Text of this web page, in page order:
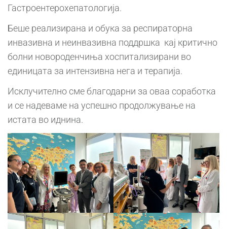
Гастроентерохепатологија.
Беше реализирана и обука за респираторна
инвазивна и неинвазивна поддршка кај критично
болни новороденчиња хоспитализирани во
единицата за интензивна нега и терапија.
Исклучително сме благодарни за оваа соработка
и се надеваме на успешно продолжување на
истата во иднина.